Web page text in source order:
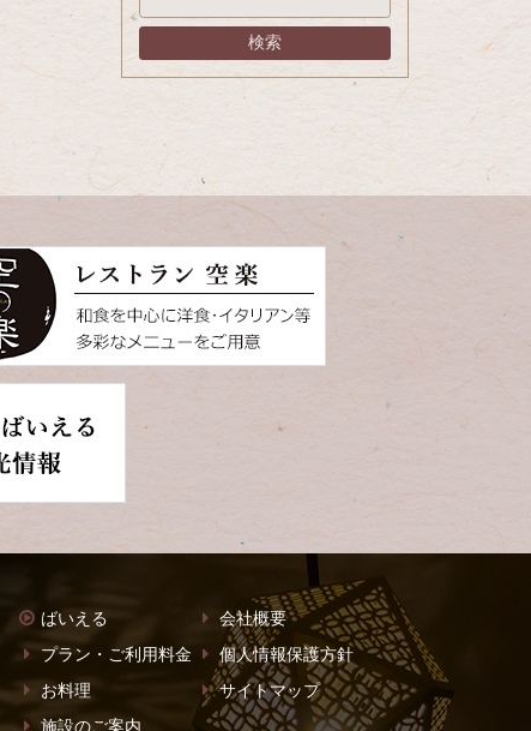
ばいえる
プラン・ご利用料金
お料理
施設のご案内
会社概要
個人情報保護方針
サイトマップ